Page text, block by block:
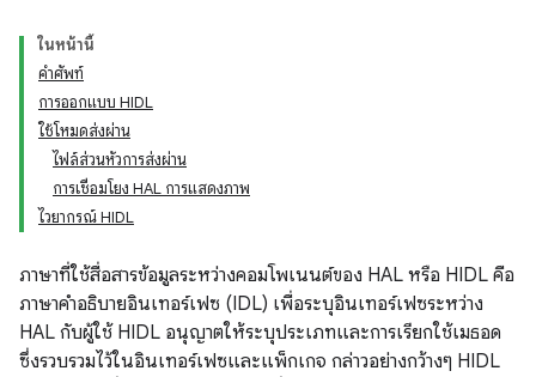
ในหน้านี้
คำศัพท์
การออกแบบ HIDL
ใช้โหมดส่งผ่าน
ไฟล์ส่วนหัวการส่งผ่าน
การเชื่อมโยง HAL การแสดงภาพ
ไวยากรณ์ HIDL
ภาษาที่ใช้สื่อสารข้อมูลระหว่างคอมโพเนนต์ของ HAL หรือ HIDL คือ
ภาษาคำอธิบายอินเทอร์เฟซ (IDL) เพื่อระบุอินเทอร์เฟซระหว่าง
HAL กับผู้ใช้ HIDL อนุญาตให้ระบุประเภทและการเรียกใช้เมธอด
ซึ่งรวบรวมไว้ในอินเทอร์เฟซและแพ็กเกจ กล่าวอย่างกว้างๆ HIDL